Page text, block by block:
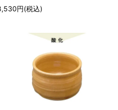
円(税込)